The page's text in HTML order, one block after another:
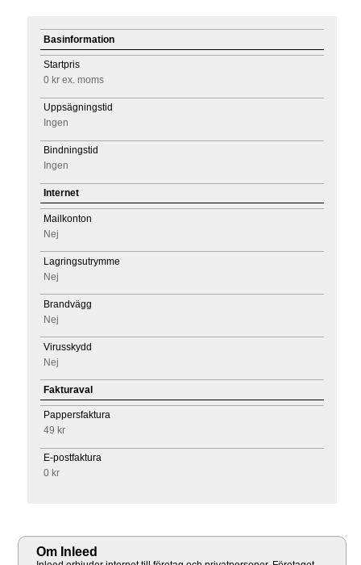
Basinformation
Startpris
0 kr ex. moms
Uppsägningstid
Ingen
Bindningstid
Ingen
Internet
Mailkonton
Nej
Lagringsutrymme
Nej
Brandvägg
Nej
Virusskydd
Nej
Fakturaval
Pappersfaktura
49 kr
E-postfaktura
0 kr
Om Inleed